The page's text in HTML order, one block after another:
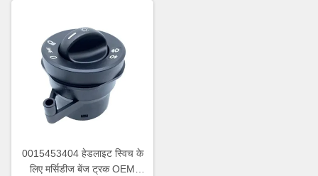
0015453404 हेडलाइट स्विच के
लिए मर्सिडीज बेंज ट्रक OEM